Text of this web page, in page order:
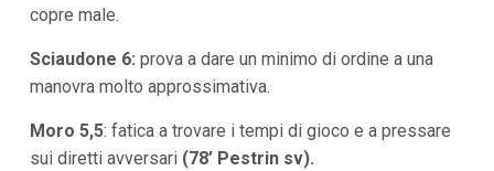
copre male.
Sciaudone 6: prova a dare un minimo di ordine a una
manovra molto approssimativa.
Moro 5,5: fatica a trovare i tempi di gioco e a pressare
sui diretti avversari (78’ Pestrin sv).